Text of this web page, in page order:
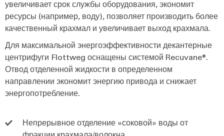
увеличивает срок службы оборудования, экономит
ресурсы (например, воду), позволяет производить более
качественный крахмал и увеличивает выход крахмала.
Для максимальной энергоэффективности декантерные
центрифуги Flottweg оснащены системой Recuvane®.
Отвод отделенной жидкости в определенном
направлении экономит энергию привода и снижает
энергопотребление.
Непрерывное отделение «соковой» воды от